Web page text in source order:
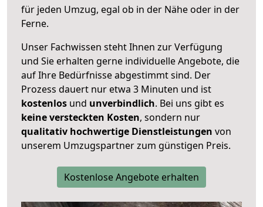
für jeden Umzug, egal ob in der Nähe oder in der
Ferne.
Unser Fachwissen steht Ihnen zur Verfügung
und Sie erhalten gerne individuelle Angebote, die
auf Ihre Bedürfnisse abgestimmt sind. Der
Prozess dauert nur etwa 3 Minuten und ist
kostenlos und unverbindlich. Bei uns gibt es
keine versteckten Kosten, sondern nur
qualitativ hochwertige Dienstleistungen von
unserem Umzugspartner zum günstigen Preis.
Kostenlose Angebote erhalten